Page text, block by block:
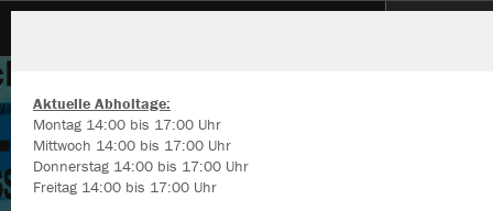
Aktuelle Abholtage:
Montag 14:00 bis 17:00 Uhr
Mittwoch 14:00 bis 17:00 Uhr
Donnerstag 14:00 bis 17:00 Uhr
Freitag 14:00 bis 17:00 Uhr
Wir verwenden Cookies